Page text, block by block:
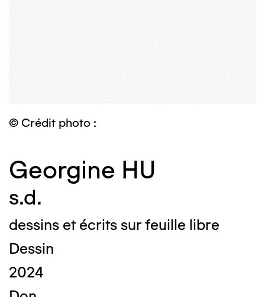
© Crédit photo :
Georgine HU
s.d.
dessins et écrits sur feuille libre
Dessin
2024